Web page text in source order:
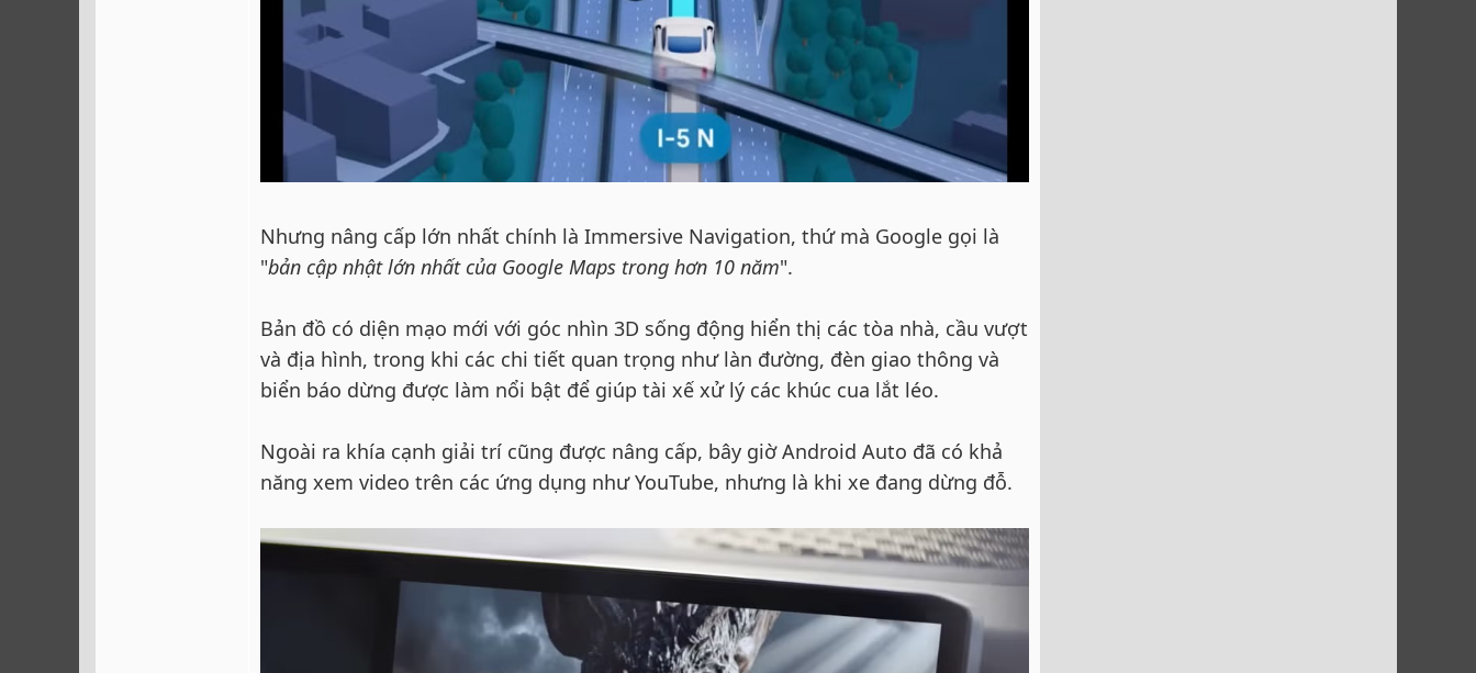
Nhưng nâng cấp lớn nhất chính là Immersive Navigation, thứ mà Google gọi là
"bản cập nhật lớn nhất của Google Maps trong hơn 10 năm".
Bản đồ có diện mạo mới với góc nhìn 3D sống động hiển thị các tòa nhà, cầu vượt
và địa hình, trong khi các chi tiết quan trọng như làn đường, đèn giao thông và
biển báo dừng được làm nổi bật để giúp tài xế xử lý các khúc cua lắt léo.
Ngoài ra khía cạnh giải trí cũng được nâng cấp, bây giờ Android Auto đã có khả
năng xem video trên các ứng dụng như YouTube, nhưng là khi xe đang dừng đỗ.